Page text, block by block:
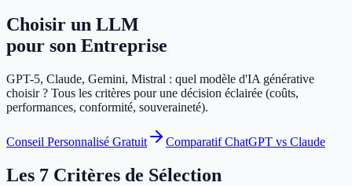
Choisir un LLM
pour son Entreprise
GPT-5, Claude, Gemini, Mistral : quel modèle d'IA générative
choisir ? Tous les critères pour une décision éclairée (coûts,
performances, conformité, souveraineté).
Conseil Personnalisé Gratuit Comparatif ChatGPT vs Claude
Les 7 Critères de Sélection